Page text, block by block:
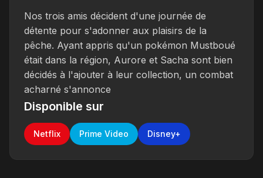
Nos trois amis décident d'une journée de
détente pour s'adonner aux plaisirs de la
pêche. Ayant appris qu'un pokémon Mustboué
était dans la région, Aurore et Sacha sont bien
décidés à l'ajouter à leur collection, un combat
acharné s'annonce
Disponible sur
Netflix Prime Video Disney+